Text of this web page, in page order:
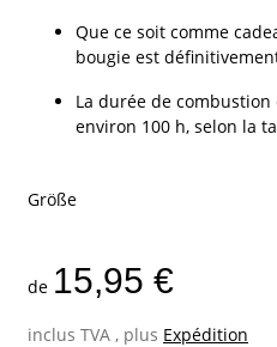
Que ce soit comme
bougie est
La durée de
environ 100 h, selon la
Größe
de 15,95 €
inclus TVA , plus Expédition